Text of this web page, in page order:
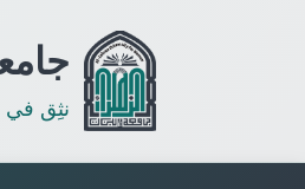
نثِق في